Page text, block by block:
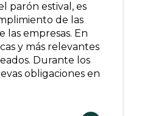
parón estival, es
de las
las empresas. En
y más relevantes
Durante los
obligaciones en